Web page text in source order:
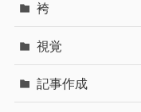
袴
視覚
記事作成